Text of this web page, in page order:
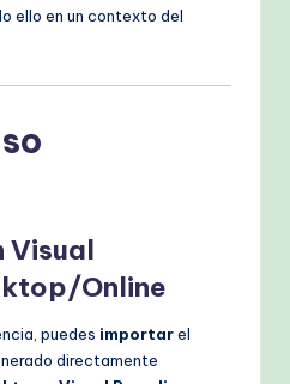
ello en un contexto del
Visual
Online
puedes importarel
directamente